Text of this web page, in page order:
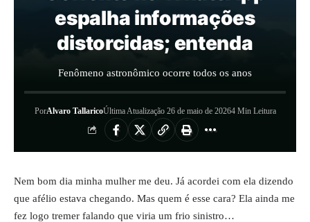
espalha informações
distorcidas; entenda
Fenômeno astronômico ocorre todos os anos
PorAlvaro TallaricoÚltima Atualização 26 de maio de 20264 Min Leitura
Nem bom dia minha mulher me deu. Já acordei com ela dizendo
que afélio estava chegando. Mas quem é esse cara? Ela ainda me
fez logo tremer falando que viria um frio sinistro…